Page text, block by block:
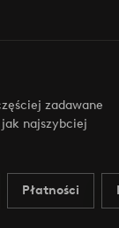
zadawane
najszybciej
Płatności